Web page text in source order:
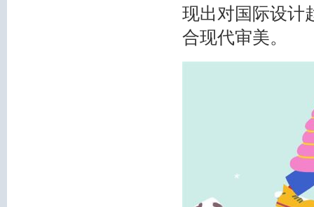
现出对国际设计
合现代审美。